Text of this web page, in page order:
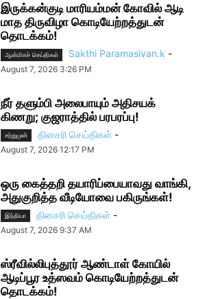
இருக்கன்குடி மாரியம்மன் கோவில் ஆடி
மாத திருவிழா கொடியேற்றத்துடன்
தொடக்கம்!
ஆன்மிகச் செய்திகள் Sakthi Paramasivan.k -
August 7, 2026 3:26 PM
நீர் தளும்பி அலைபாயும் அதிசயக்
கிணறு; குஜராத்தில் பரபரப்பு!
சற்றுமுன் தினசரி செய்திகள் -
August 7, 2026 12:17 PM
ஒரு கைத்தறி தயாரிப்பையாவது வாங்கி,
அதுகுறித்த வீடியோவை பகிருங்கள்!
இந்தியா தினசரி செய்திகள் -
August 7, 2026 9:37 AM
ஸ்ரீவில்லிபுத்தூர் ஆண்டாள் கோயில்
ஆடிப்பூர உத்ஸவம் கொடியேற்றத்துடன்
தொடக்கம்!